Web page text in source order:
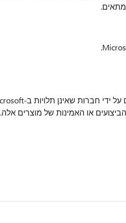
או האמינות של מוצרים אלה.